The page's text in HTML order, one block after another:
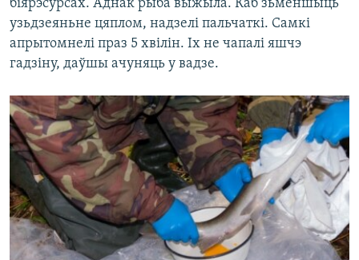
біярэсурсах. Аднак рыба выжыла. Каб зьменшыць
узьдзеяньне цяплом, надзелі пальчаткі. Самкі
апрытомнелі праз 5 хвілін. Іх не чапалі яшчэ
гадзіну, даўшы ачуняць у вадзе.